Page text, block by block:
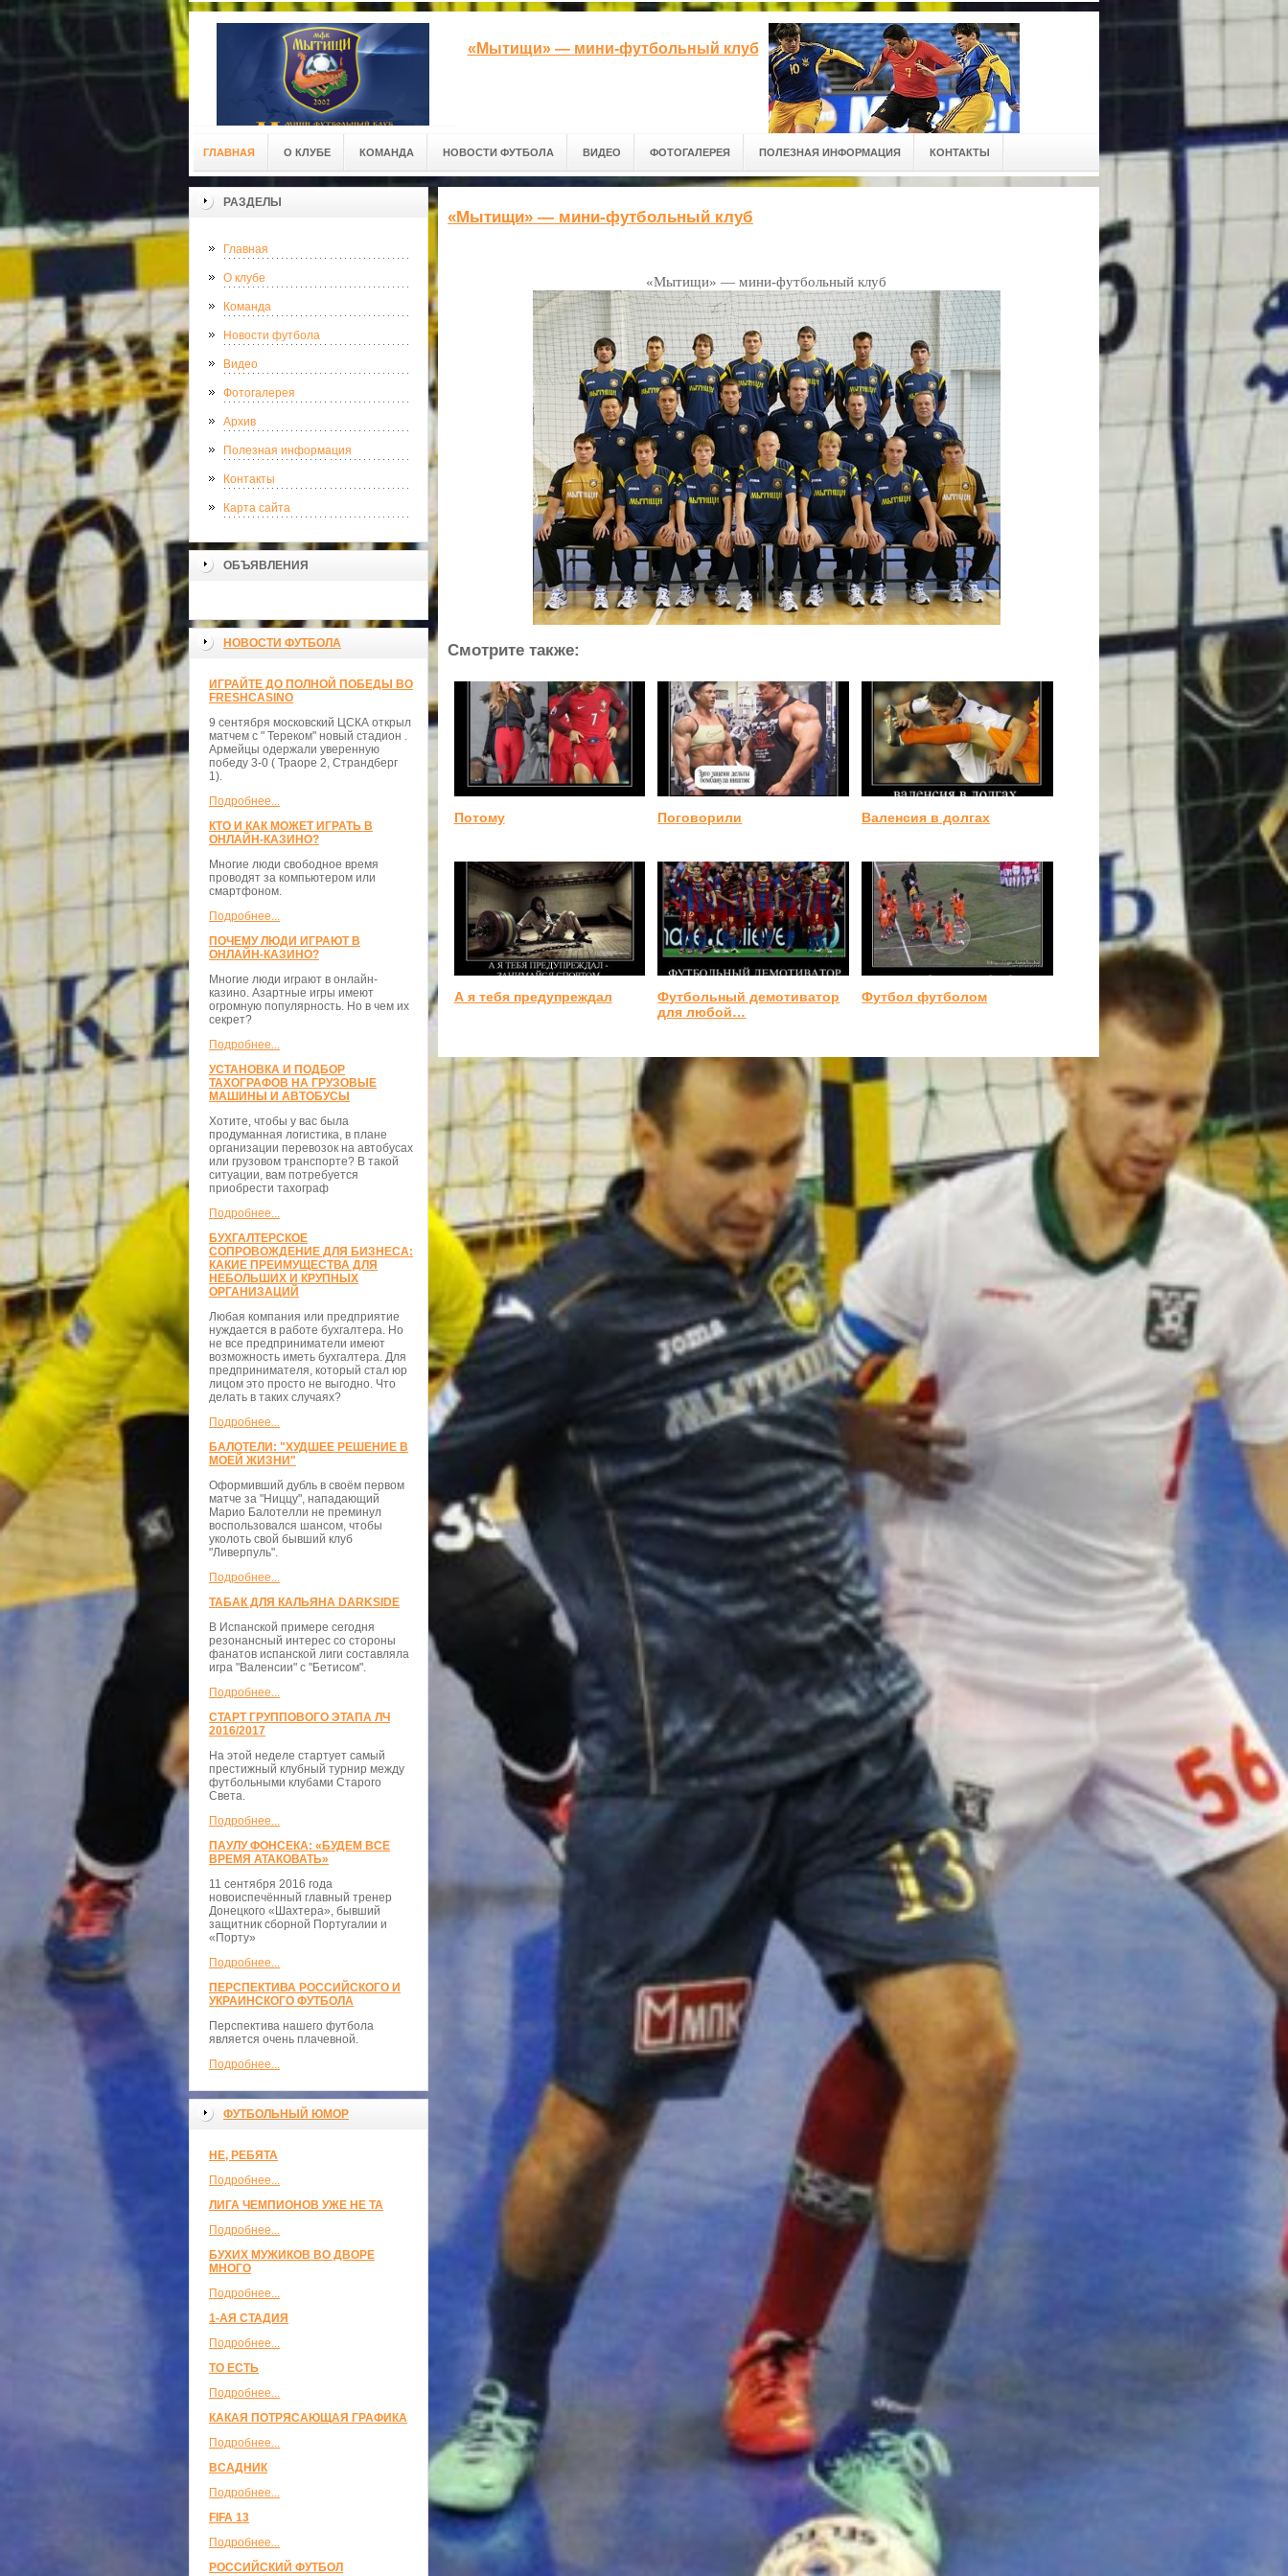
«Мытищи» — мини-футбольный клуб
ГЛАВНАЯ О КЛУБЕ КОМАНДА НОВОСТИ ФУТБОЛА ВИДЕО ФОТОГАЛЕРЕЯ ПОЛЕЗНАЯ ИНФОРМАЦИЯ КОНТАКТЫ
РАЗДЕЛЫ
Главная
О клубе
Команда
Новости футбола
Видео
Фотогалерея
Архив
Полезная информация
Контакты
Карта сайта
ОБЪЯВЛЕНИЯ
НОВОСТИ ФУТБОЛА
ИГРАЙТЕ ДО ПОЛНОЙ ПОБЕДЫ ВО
FRESHCASINO
9 сентября московский ЦСКА открыл
матчем с " Тереком" новый стадион .
Армейцы одержали уверенную
победу 3-0 ( Траоре 2, Страндберг
1).
Подробнее...
КТО И КАК МОЖЕТ ИГРАТЬ В
ОНЛАЙН-КАЗИНО?
Многие люди свободное время
проводят за компьютером или
смартфоном.
Подробнее...
ПОЧЕМУ ЛЮДИ ИГРАЮТ В
ОНЛАЙН-КАЗИНО?
Многие люди играют в онлайн-
казино. Азартные игры имеют
огромную популярность. Но в чем их
секрет?
Подробнее...
УСТАНОВКА И ПОДБОР
ТАХОГРАФОВ НА ГРУЗОВЫЕ
МАШИНЫ И АВТОБУСЫ
Хотите, чтобы у вас была
продуманная логистика, в плане
организации перевозок на автобусах
или грузовом транспорте? В такой
ситуации, вам потребуется
приобрести тахограф
Подробнее...
БУХГАЛТЕРСКОЕ
СОПРОВОЖДЕНИЕ ДЛЯ БИЗНЕСА:
КАКИЕ ПРЕИМУЩЕСТВА ДЛЯ
НЕБОЛЬШИХ И КРУПНЫХ
ОРГАНИЗАЦИЙ
Любая компания или предприятие
нуждается в работе бухгалтера. Но
не все предприниматели имеют
возможность иметь бухгалтера. Для
предпринимателя, который стал юр
лицом это просто не выгодно. Что
делать в таких случаях?
Подробнее...
БАЛОТЕЛИ: "ХУДШЕЕ РЕШЕНИЕ В
МОЕЙ ЖИЗНИ"
Оформивший дубль в своём первом
матче за "Ниццу", нападающий
Марио Балотелли не преминул
воспользовался шансом, чтобы
уколоть свой бывший клуб
"Ливерпуль".
Подробнее...
ТАБАК ДЛЯ КАЛЬЯНА DARKSIDE
В Испанской примере сегодня
резонансный интерес со стороны
фанатов испанской лиги составляла
игра "Валенсии" с "Бетисом".
Подробнее...
СТАРТ ГРУППОВОГО ЭТАПА ЛЧ
2016/2017
На этой неделе стартует самый
престижный клубный турнир между
футбольными клубами Старого
Света.
Подробнее...
ПАУЛУ ФОНСЕКА: «БУДЕМ ВСЕ
ВРЕМЯ АТАКОВАТЬ»
11 сентября 2016 года
новоиспечённый главный тренер
Донецкого «Шахтера», бывший
защитник сборной Португалии и
«Порту»
Подробнее...
ПЕРСПЕКТИВА РОССИЙСКОГО И
УКРАИНСКОГО ФУТБОЛА
Перспектива нашего футбола
является очень плачевной.
Подробнее...
ФУТБОЛЬНЫЙ ЮМОР
НЕ, РЕБЯТА
Подробнее...
ЛИГА ЧЕМПИОНОВ УЖЕ НЕ ТА
Подробнее...
БУХИХ МУЖИКОВ ВО ДВОРЕ
МНОГО
Подробнее...
1-АЯ СТАДИЯ
Подробнее...
ТО ЕСТЬ
Подробнее...
КАКАЯ ПОТРЯСАЮЩАЯ ГРАФИКА
Подробнее...
ВСАДНИК
Подробнее...
FIFA 13
Подробнее...
РОССИЙСКИЙ ФУТБОЛ
«Мытищи» — мини-футбольный клуб
«Мытищи» — мини-футбольный клуб
Смотрите также:
Потому Поговорили Валенсия в долгах
А я тебя предупреждал
Футбольный демотиватор
для любой…
Футбол футболом